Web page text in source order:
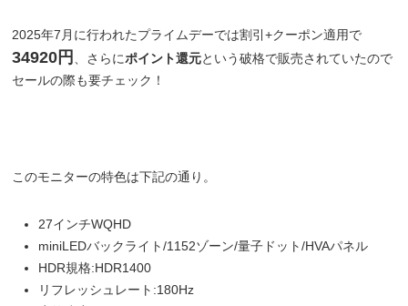
2025年7月に行われたプライムデーでは割引+クーポン適用で
34920円 、さらにポイント還元という破格で販売されていたので
セールの際も要チェック！
このモニターの特色は下記の通り。
27インチWQHD
miniLEDバックライト/1152ゾーン/量子ドット/HVAパネル
HDR規格:HDR1400
リフレッシュレート:180Hz